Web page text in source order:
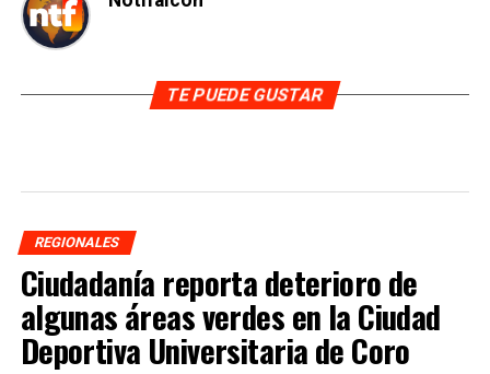
TE PUEDE GUSTAR
REGIONALES
Ciudadanía reporta deterioro de
algunas áreas verdes en la Ciudad
Deportiva Universitaria de Coro